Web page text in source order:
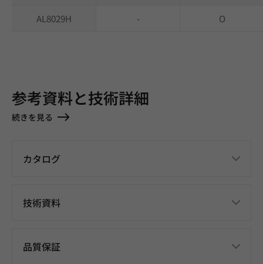
AL8029H - O
参考資料と技術詳細
続きを見る
カタログ
技術資料
品質保証